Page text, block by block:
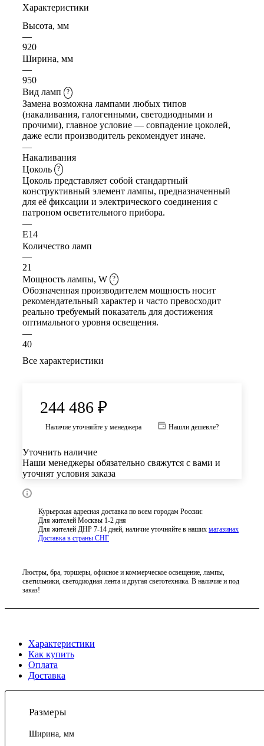
Характеристики
Высота, мм
—
920
Ширина, мм
—
950
Вид ламп
?
Замена возможна лампами любых типов
(накаливания, галогенными, светодиодными и
прочими), главное условие — совпадение цоколей,
даже если производитель рекомендует иначе.
—
Накаливания
Цоколь
?
Цоколь представляет собой стандартный
конструктивный элемент лампы, предназначенный
для её фиксации и электрического соединения с
патроном осветительного прибора.
—
E14
Количество ламп
—
21
Мощность лампы, W
?
Обозначенная производителем мощность носит
рекомендательный характер и часто превосходит
реально требуемый показатель для достижения
оптимального уровня освещения.
—
40
Все характеристики
244 486 ₽
Наличие уточняйте у менеджера Нашли дешевле?
Уточнить наличие
Наши менеджеры обязательно свяжутся с вами и
уточнят условия заказа
Курьерская адресная доставка по всем городам России:
Для жителей Москвы 1-2 дня
Для жителей ДНР 7-14 дней, наличие уточняйте в наших магазинах
Доставка в страны СНГ
Люстры, бра, торшеры, офисное и коммерческое освещение, лампы,
светильники, светодиодная лента и другая светотехника. В наличие и под
заказ!
Характеристики
Как купить
Оплата
Доставка
Размеры
Ширина, мм